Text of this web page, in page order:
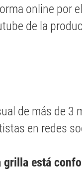
online por
de la
de más de 3
en redes
grilla está